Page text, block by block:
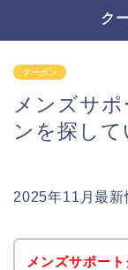
ク
クーポン
メンズサ
ンを探し
2025年11月最新
メンズサポー